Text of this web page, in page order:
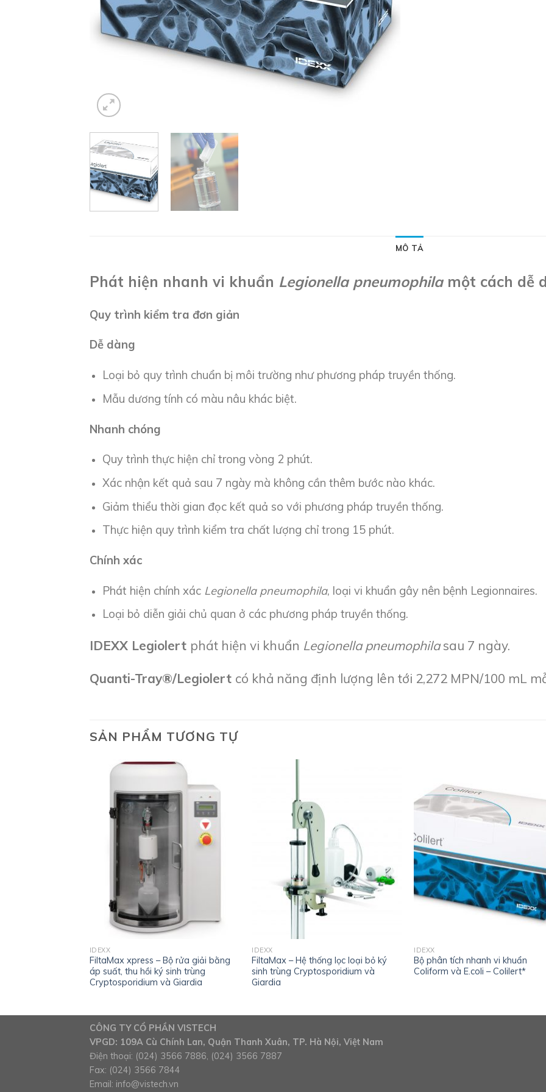
MÔ TẢ
Phát hiện nhanh vi khuẩn Legionella pneumophila một cách dễ
Quy trình kiểm tra đơn giản
Dễ dàng
Loại bỏ quy trình chuẩn bị môi trường như phương pháp truyền thống.
Mẫu dương tính có màu nâu khác biệt.
Nhanh chóng
Quy trình thực hiện chỉ trong vòng 2 phút.
Xác nhận kết quả sau 7 ngày mà không cần thêm bước nào khác.
Giảm thiểu thời gian đọc kết quả so với phương pháp truyền thống.
Thực hiện quy trình kiểm tra chất lượng chỉ trong 15 phút.
Chính xác
Phát hiện chính xác Legionella pneumophila, loại vi khuẩn gây nên bệnh Legionnaires.
Loại bỏ diễn giải chủ quan ở các phương pháp truyền thống.
IDEXX Legiolert phát hiện vi khuẩn Legionellapneumophilasau 7 ngày.
Quanti-Tray®/Legiolert có khả năng định lượng lên tới 2,272 MPN/100 mL
SẢN PHẨM TƯƠNG TỰ
IDEXX
FiltaMax xpress – Bộ rửa giải bằng
áp suất, thu hồi ký sinh trùng
Cryptosporidium và Giardia
IDEXX
FiltaMax – Hệ thống lọc loại bỏ ký
sinh trùng Cryptosporidium và
Giardia
IDEXX
Bộ phân tích nhanh vi khuẩn
Coliform và E.coli – Colilert*
CÔNG TY CỔ PHẦN VISTECH
VPGD: 109A Cù Chính Lan, Quận Thanh Xuân, TP. Hà Nội, Việt Nam
Điện thoại: (024) 3566 7886, (024) 3566 7887
Fax: (024) 3566 7844
Email: info@vistech.vn